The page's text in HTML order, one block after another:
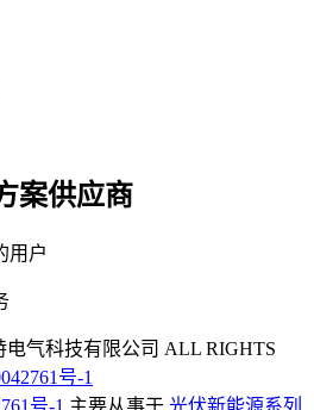
案供应商
用户
电气科技有限公司 ALL RIGHTS
号-1
号-1 主要从事于 光伏新能源系列